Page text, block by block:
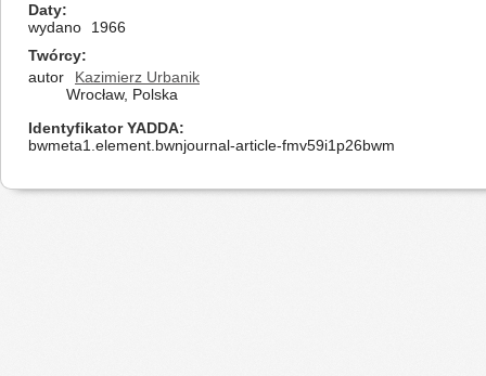
Daty
wydano
1966
Twórcy
autor
Kazimierz Urbanik
Wrocław, Polska
Identyfikator YADDA
bwmeta1.element.bwnjournal-article-fmv59i1p26bwm